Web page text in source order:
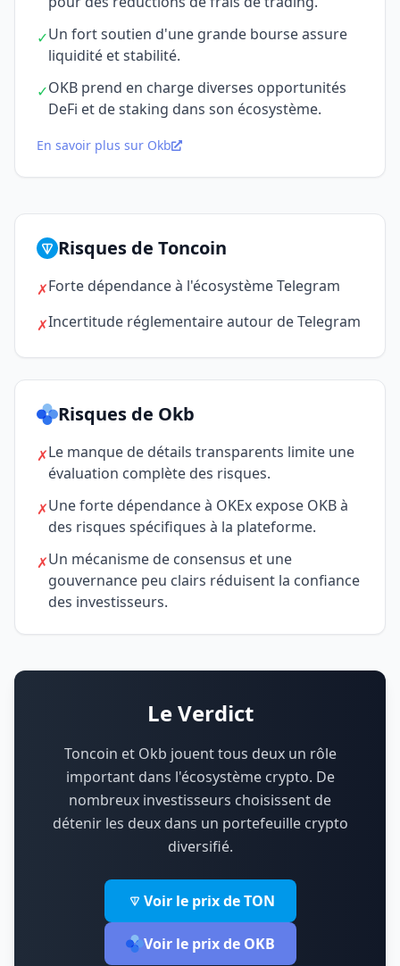
✓Un fort soutien d'une grande bourse assure
liquidité et stabilité.
✓OKB prend en charge diverses opportunités
DeFi et de staking dans son écosystème.
En savoir plus sur Okb
Risques de Toncoin
✗Forte dépendance à l'écosystème Telegram
✗Incertitude réglementaire autour de Telegram
Risques de Okb
✗Le manque de détails transparents limite une
évaluation complète des risques.
✗Une forte dépendance à OKEx expose OKB à
des risques spécifiques à la plateforme.
✗Un mécanisme de consensus et une
gouvernance peu clairs réduisent la confiance
des investisseurs.
Le Verdict
Toncoin et Okb jouent tous deux un rôle
important dans l'écosystème crypto. De
nombreux investisseurs choisissent de
détenir les deux dans un portefeuille crypto
diversifié.
Voir le prix de TON
Voir le prix de OKB